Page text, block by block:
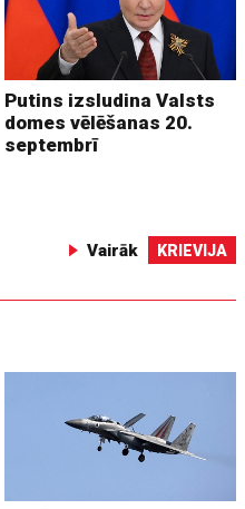
Putins izsludina Valsts
domes vēlēšanas 20.
septembrī
Vairāk KRIEVIJA